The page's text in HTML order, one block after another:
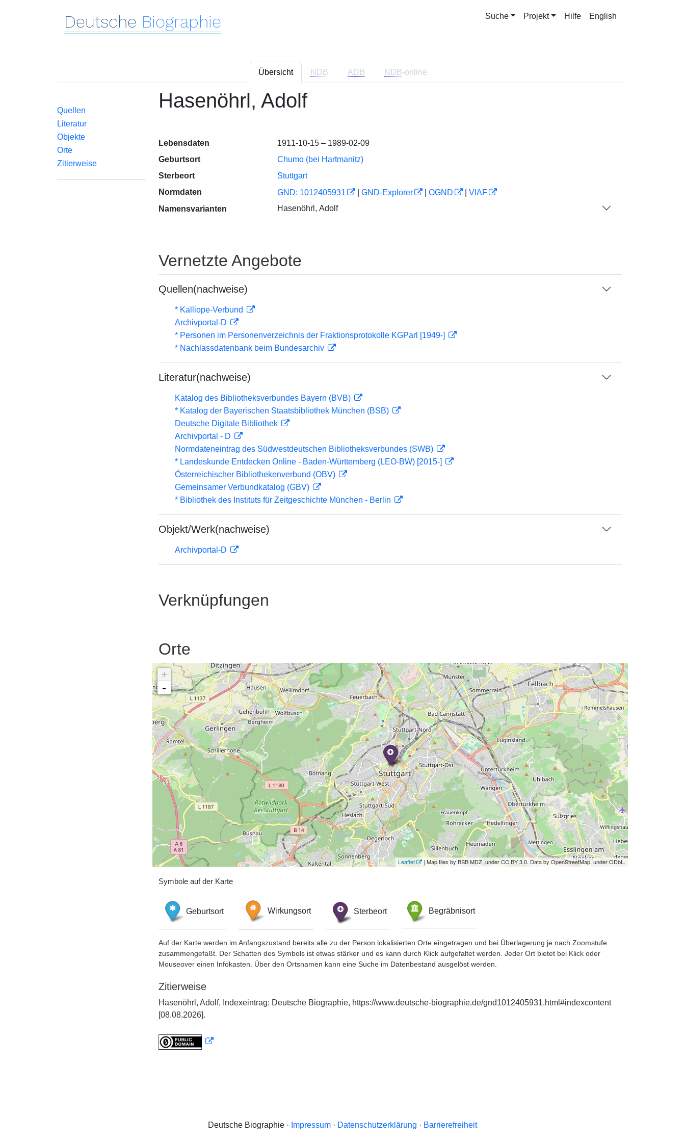
Deutsche Biographie Suche Projekt Hilfe English
Übersicht NDB ADB NDB-online
Quellen
Literatur
Objekte
Orte
Zitierweise
Hasenöhrl, Adolf
Lebensdaten
1911-10-15 – 1989-02-09
Geburtsort
Chumo (bei Hartmanitz)
Sterbeort
Stuttgart
Normdaten
GND: 1012405931 GND-Explorer OGND
VIAF
Namensvarianten
Hasenöhrl, Adolf
Vernetzte Angebote
Quellen(nachweise)
* Kalliope-Verbund
Archivportal-D
* Personen im Personenverzeichnis der Fraktionsprotokolle KGParl [1949-]
* Nachlassdatenbank beim Bundesarchiv
Literatur(nachweise)
Katalog des Bibliotheksverbundes Bayern (BVB)
* Katalog der Bayerischen Staatsbibliothek München (BSB)
Deutsche Digitale Bibliothek
Archivportal - D
Normdateneintrag des Südwestdeutschen Bibliotheksverbundes (SWB)
* Landeskunde Entdecken Online - Baden-Württemberg (LEO-BW) [2015-]
Österreichischer Bibliothekenverbund (OBV)
Gemeinsamer Verbundkatalog (GBV)
* Bibliothek des Instituts für Zeitgeschichte München - Berlin
Objekt/Werk(nachweise)
Archivportal-D
Verknüpfungen
Orte
+
-
Leaflet | Map tiles by BSB MDZ, under CC BY 3.0. Data by OpenStreetMap, under ODbL.
Symbole auf der Karte
Geburtsort Wirkungsort Sterbeort Begräbnisort
Auf der Karte werden im Anfangszustand bereits alle zu der Person lokalisierten Orte eingetragen und bei Überlagerung je nach Zoomstufe
zusammengefaßt. Der Schatten des Symbols ist etwas stärker und es kann durch Klick aufgefaltet werden. Jeder Ort bietet bei Klick oder
Mouseover einen Infokasten. Über den Ortsnamen kann eine Suche im Datenbestand ausgelöst werden.
Zitierweise
Hasenöhrl, Adolf, Indexeintrag: Deutsche Biographie, https://www.deutsche-biographie.de/gnd1012405931.html#indexcontent
[08.08.2026].
Deutsche Biographie · Impressum · Datenschutzerklärung · Barrierefreiheit